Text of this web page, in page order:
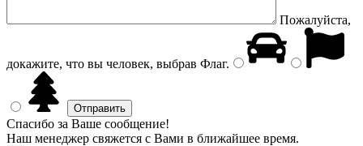
Пожалуйста,
докажите, что вы человек, выбрав Флаг.
Спасибо за Ваше сообщение!
Наш менеджер свяжется с Вами в ближайшее время.